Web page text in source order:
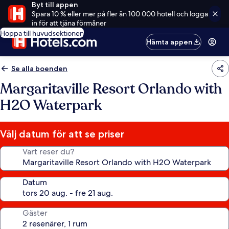
Byt till appen
Spara 10 % eller mer på fler än 100 000 hotell och logga
in för att tjäna förmåner
Hoppa till huvudsektionen
Hämta appen
Se alla boenden
Margaritaville Resort Orlando with
H2O Waterpark
Välj datum för att se priser
Vart reser du?
Datum
Gäster